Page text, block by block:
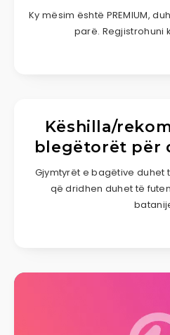
Ky mësim është PREMIUM,
parë. Regjistrohuni
Këshilla/
blegëtorët për
Gjymtyrët e bagëtive duhet
që dridhen duhet të